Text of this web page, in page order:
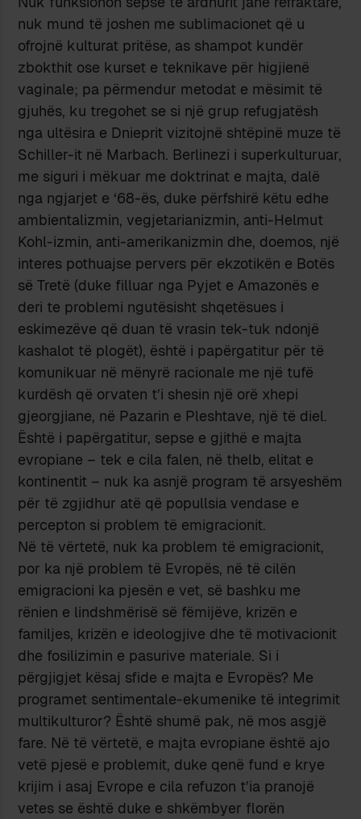
nuk mund të joshen me sublimacionet që u
ofrojnë kulturat pritëse, as shampot kundër
zbokthit ose kurset e teknikave për higjienë
vaginale; pa përmendur metodat e mësimit të
gjuhës, ku tregohet se si një grup refugjatësh
nga ultësira e Dnieprit vizitojnë shtëpinë muze të
Schiller-it në Marbach. Berlinezi i superkulturuar,
me siguri i mëkuar me doktrinat e majta, dalë
nga ngjarjet e ‘68-ës, duke përfshirë këtu edhe
ambientalizmin, vegjetarianizmin, anti-Helmut
Kohl-izmin, anti-amerikanizmin dhe, doemos, një
interes pothuajse pervers për ekzotikën e Botës
së Tretë (duke filluar nga Pyjet e Amazonës e
deri te problemi ngutësisht shqetësues i
eskimezëve që duan të vrasin tek-tuk ndonjë
kashalot të plogët), është i papërgatitur për të
komunikuar në mënyrë racionale me një tufë
kurdësh që orvaten t’i shesin një orë xhepi
gjeorgjiane, në Pazarin e Pleshtave, një të diel.
Është i papërgatitur, sepse e gjithë e majta
evropiane – tek e cila falen, në thelb, elitat e
kontinentit – nuk ka asnjë program të arsyeshëm
për të zgjidhur atë që popullsia vendase e
percepton si problem të emigracionit.
Në të vërtetë, nuk ka problem të emigracionit,
por ka një problem të Evropës, në të cilën
emigracioni ka pjesën e vet, së bashku me
rënien e lindshmërisë së fëmijëve, krizën e
familjes, krizën e ideologjive dhe të motivacionit
dhe fosilizimin e pasurive materiale. Si i
përgjigjet kësaj sfide e majta e Evropës? Me
programet sentimentale-ekumenike të integrimit
multikulturor? Është shumë pak, në mos asgjë
fare. Në të vërtetë, e majta evropiane është ajo
vetë pjesë e problemit, duke qenë fund e krye
krijim i asaj Evrope e cila refuzon t’ia pranojë
vetes se është duke e shkëmbyer florën